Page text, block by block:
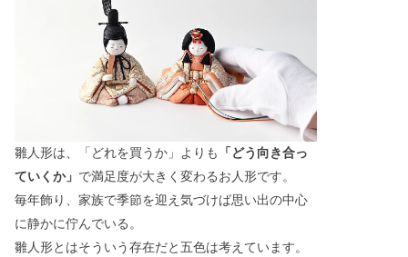
雛人形は、「どれを買うか」よりも
「どう向き合っ
ていくか」 で満足度が大きく変わるお人形です。
毎年飾り、家族で季節を迎え気づけば思い出の中心
に静かに佇んでいる。
雛人形とはそういう存在だと五色は考えています。